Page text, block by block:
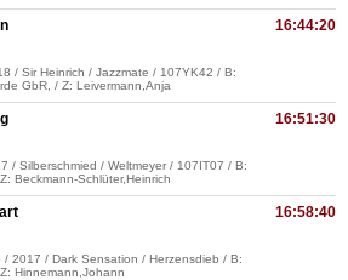
16:44:20
/ Sir Heinrich / Jazzmate / 107YK42 / B:
GbR, / Z: Leivermann,Anja
16:51:30
/ Silberschmied / Weltmeyer / 107IT07 / B:
Beckmann-Schlüter,Heinrich
16:58:40
/ 2017 / Dark Sensation / Herzensdieb / B:
Hinnemann,Johann